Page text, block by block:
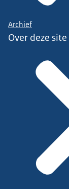
Archief
Over deze site